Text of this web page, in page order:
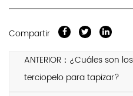
Compartir
ANTERIOR：¿Cuáles son
terciopelo para tapizar?